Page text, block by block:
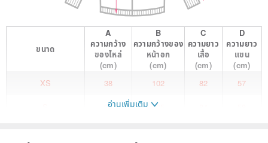
ขนาด
A
ความกว้าง
ของไหล่
(cm)
B
ความกว้างของ
หน้าอก
(cm)
C
ความยาว
เสื้อ
(cm)
D
ความยาว
แขน
(cm)
XS
38 102 82 57
39 105
อ่านเพิ่มเติม